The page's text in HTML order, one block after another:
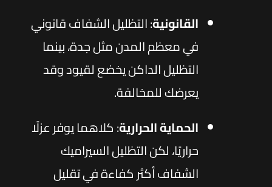
القانونية: التظليل الشفاف قانوني
في معظم المدن مثل جدة، بينما
التظليل الداكن يخضع لقيود وقد
يعرضك للمخالفة.
الحماية الحرارية: كلاهما يوفر عزلًا
حراريًا، لكن التظليل السيراميك
الشفاف أكثر كفاءة في تقليل